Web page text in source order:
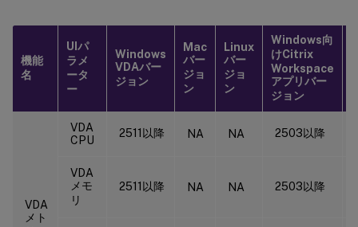
機能
名
UIパ
ラメ
ータ
ー
Windows
VDAバー
ジョン
Mac
バー
ジョ
ン
Linux
バー
ジョ
ン
Windows向
けCitrix
Workspace
アプリバー
ジョン
VDA
メト
VDA
CPU
2511以降 NA NA 2503以降
VDA
メモ
リ
2511以降 NA NA 2503以降